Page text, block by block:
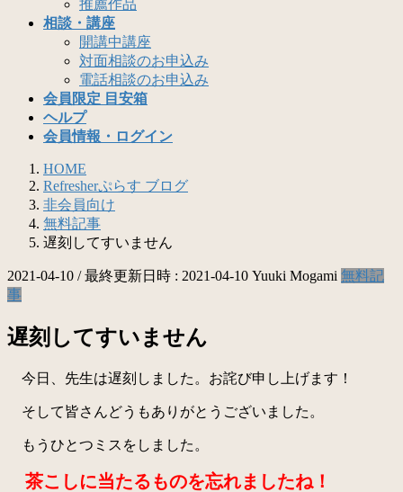
推薦作品
相談・講座
開講中講座
対面相談のお申込み
電話相談のお申込み
会員限定 目安箱
ヘルプ
会員情報・ログイン
HOME
Refresherぷらす ブログ
非会員向け
無料記事
遅刻してすいません
2021-04-10 / 最終更新日時 : 2021-04-10 Yuuki Mogami 無料記
事
遅刻してすいません
今日、先生は遅刻しました。お詫び申し上げます！
そして皆さんどうもありがとうございました。
もうひとつミスをしました。
茶こしに当たるものを忘れましたね！